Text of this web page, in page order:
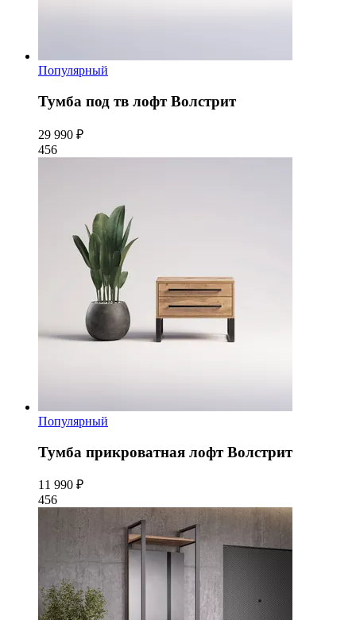
Популярный
Тумба под тв лофт Волстрит
29 990 ₽
456
Популярный
Тумба прикроватная лофт Волстрит
11 990 ₽
456